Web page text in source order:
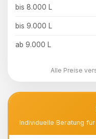
bis 8.000 L
bis 9.000 L
ab 9.000 L
Alle Preise
Individuelle Beratung